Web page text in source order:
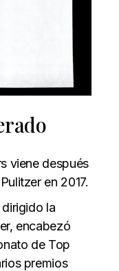
viene después
en 2017.
la
encabezó
de Top
premios